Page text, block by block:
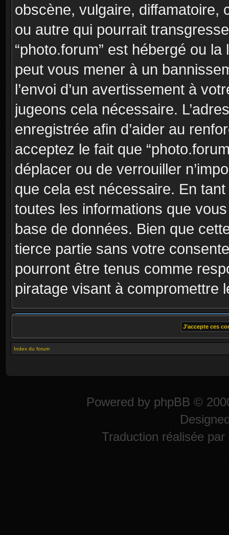
obscène, vulgaire, diffamatoire,
ou autre qui pourrait
“photo.forum” est hébergé ou
peut vous mener à un
l’envoi d’un avertissement à
jugeons cela nécessaire.
enregistrée afin d’aider au
acceptez le fait que
déplacer ou de verrouiller
que cela est nécessaire. En
toutes les informations que
base de données. Bien que
tierce partie sans votre
pourront être tenus comme
piratage visant à compromettre
Index du forum
Powered by phpBB ©
Traduction réalisée par